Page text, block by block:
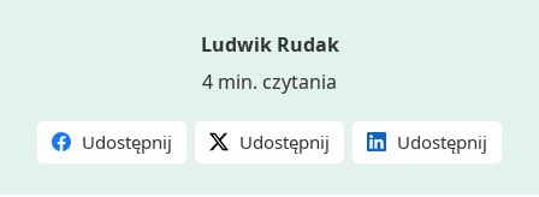
Ludwik Rudak
4 min. czytania
Udostępnij Udostępnij Udostępnij